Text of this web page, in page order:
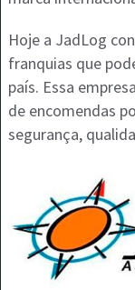
Hoje a JadLog
franquias que
país. Essa
de encomendas
segurança,